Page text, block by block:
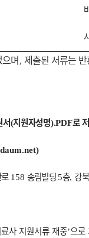
며, 제출된 서류는
서(지원자성명).PDF로
158 송림빌딩 5층, 강
사 지원서류 재중’으로